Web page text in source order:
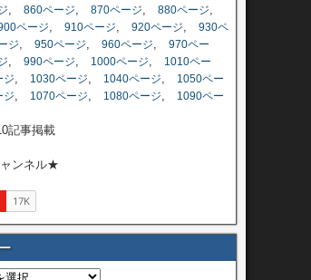
, 860ページ, 870ページ, 880ページ,
ページ, 910ページ, 920ページ, 930ペ
ジ, 950ページ, 960ページ, 970ペー
, 990ページ, 1000ページ,
1010ペー
ジ, 1030ページ, 1040ページ,
1050ペー
ジ, 1070ページ, 1080ページ,
1090ペー
記事掲載
ンネル★